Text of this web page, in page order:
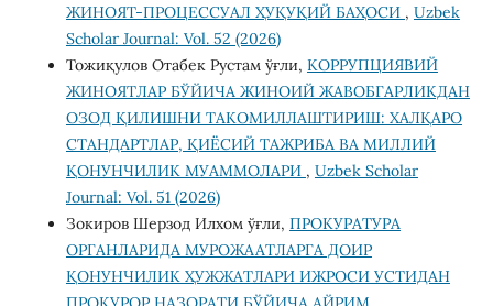
ЖИНОЯТ-ПРОЦЕССУАЛ ҲУҚУҚИЙ БАҲОСИ , Uzbek
Scholar Journal: Vol. 52 (2026)
Тожиқулов Отабек Рустам ўғли, КОРРУПЦИЯВИЙ
ЖИНОЯТЛАР БЎЙИЧА ЖИНОИЙ ЖАВОБГАРЛИКДАН
ОЗОД ҚИЛИШНИ ТАКОМИЛЛАШТИРИШ: ХАЛҚАРО
СТАНДАРТЛАР, ҚИЁСИЙ ТАЖРИБА ВА МИЛЛИЙ
ҚОНУНЧИЛИК МУАММОЛАРИ , Uzbek Scholar
Journal: Vol. 51 (2026)
Зокиров Шерзод Илхом ўғли, ПРОКУРАТУРА
ОРГАНЛАРИДА МУРОЖААТЛАРГА ДОИР
ҚОНУНЧИЛИК ҲУЖЖАТЛАРИ ИЖРОСИ УСТИДАН